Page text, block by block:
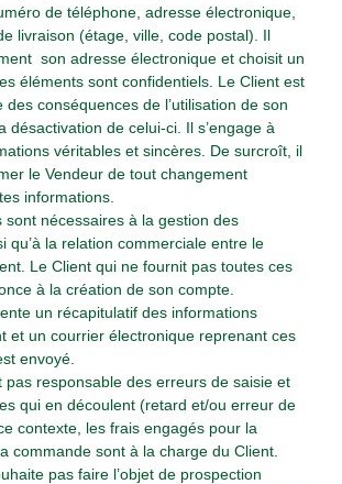
de téléphone, adresse électronique,
livraison (étage, ville, code postal). Il
son adresse électronique et choisit un
éléments sont confidentiels. Le Client est
des conséquences de l’utilisation de son
désactivation de celui-ci. Il s’engage à
véritables et sincères. De surcroît, il
le Vendeur de tout changement
informations.
sont nécessaires à la gestion des
qu’à la relation commerciale entre le
Le Client qui ne fournit pas toutes ces
à la création de son compte.
un récapitulatif des informations
et un courrier électronique reprenant ces
envoyé.
pas responsable des erreurs de saisie et
qui en découlent (retard et/ou erreur de
contexte, les frais engagés pour la
commande sont à la charge du Client.
pas faire l’objet de prospection